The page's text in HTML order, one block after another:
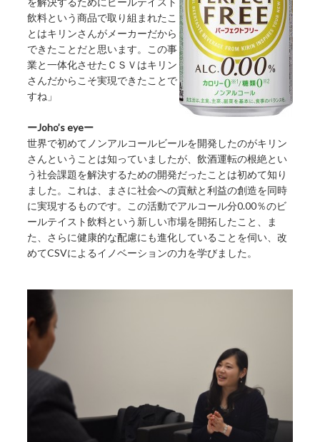
飲料という商品で取り組まれたこ
とはキリンさんがメーカーだから
できたことだと思います。この事
業と一体化させたＣＳＶはキリン
さんだからこそ実現できたことで
すね」
ーJoho’s eyeー
世界で初めてノンアルコールビールを開発したのがキリン
さんということは知っていましたが、飲酒運転の根絶とい
う社会課題を解決するための開発だったことは初めて知り
ました。これは、まさに社会への貢献と利益の創造を同時
に実現するものです。この活動でアルコール分0.00％のビ
ールテイスト飲料という新しい市場を開拓したこと、ま
た、さらに健康的な配慮にも進化していることを伺い、改
めてCSVによるイノベーションの力を学びました。